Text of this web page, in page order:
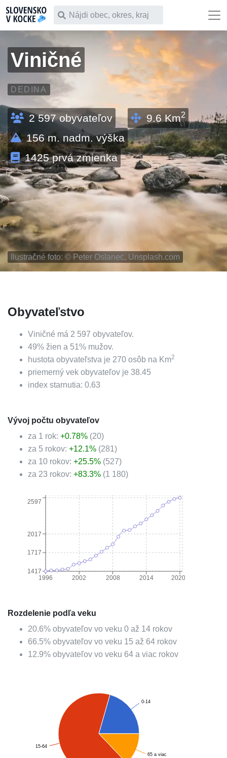
Čo chceš vyhľadať
Viničné
DEDINA
2 597obyvateľov 9.6 Km2
156m. nadm. výška
1425prvá zmienka
Ilustračné foto: © Peter Oslanec, Unsplash.com
Obyvateľstvo
Viničné má 2 597 obyvateľov.
49% žien a 51% mužov.
hustota obyvateľstva je 270 osôb na Km2
priemerný vek obyvateľov je 38.45
index starnutia: 0.63
Vývoj počtu obyvateľov
za 1 rok: +0.78% (20)
za 5 rokov: +12.1% (281)
za 10 rokov: +25.5% (527)
za 23 rokov: +83.3% (1 180)
1996 2002 2008 2014 2020
1417
1717
2017
2597
Rozdelenie podľa veku
20.6% obyvateľov vo veku 0 až 14 rokov
66.5% obyvateľov vo veku 15 až 64 rokov
12.9% obyvateľov vo veku 64 a viac rokov
0-14
15-64
65 a viac